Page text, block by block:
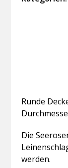
Spitze
Runde
Die
werden.